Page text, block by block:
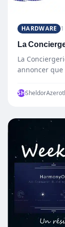
HARDWARE
La
La
annoncer que
SH